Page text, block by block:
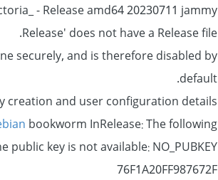
- Release amd64 20230711 jammy
Release' does not have a Release file.
securely, and is therefore disabled by
default.
creation and user configuration details.
bookworm InRelease: The following
key is not available: NO_PUBKEY
76F1A20FF987672F